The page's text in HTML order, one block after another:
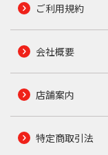
ご利用規約
会社概要
店舗案内
特定商取引法